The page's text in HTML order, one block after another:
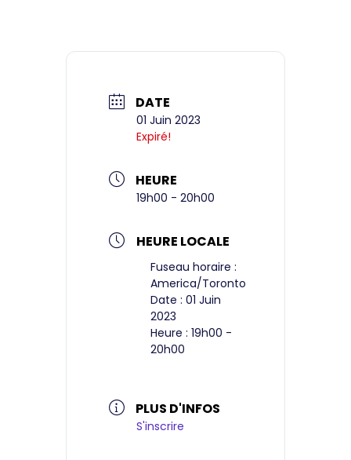
DATE
01 Juin 2023
Expiré!
HEURE
19h00 - 20h00
HEURE LOCALE
Fuseau horaire :
America/Toronto
Date : 01 Juin
2023
Heure : 19h00 -
20h00
PLUS D'INFOS
S'inscrire